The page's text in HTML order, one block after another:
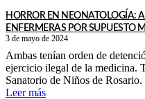
HORROR EN NEONATOLOGÍA:
ENFERMERAS POR SUPUESTO
3 de mayo de 2024
Ambas tenían orden de
ejercicio ilegal de la medicina.
Sanatorio de Niños de Rosario.
Leer más